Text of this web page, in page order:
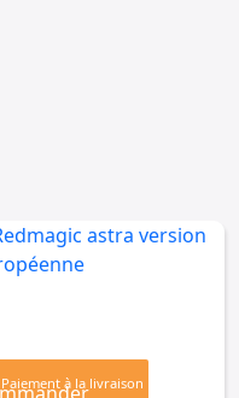
Paiement à la livraison